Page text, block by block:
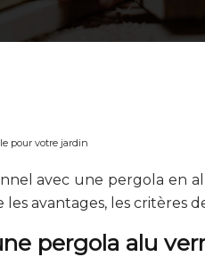
pour votre jardin
avec une pergola en
avantages, les critères
pergola alu